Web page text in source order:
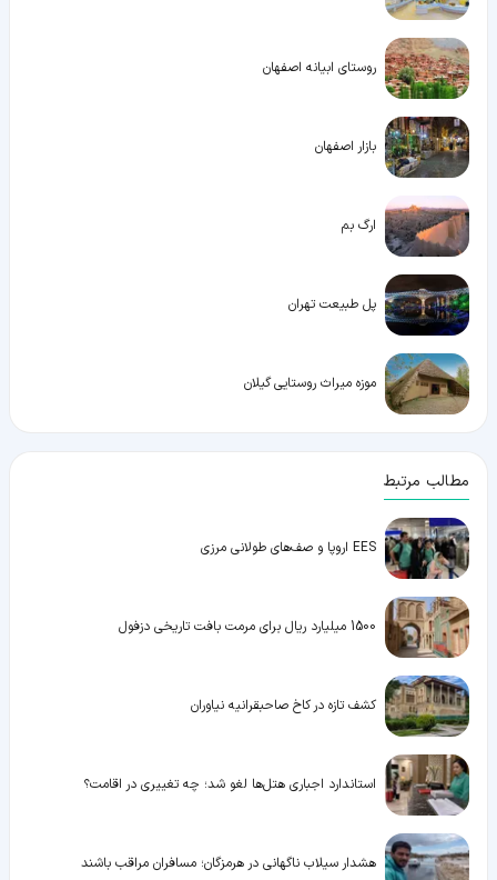
روستای ابیانه اصفهان
بازار اصفهان
ارگ بم
پل طبیعت تهران
موزه میراث روستایی گیلان
مطالب مرتبط
EES اروپا و صف‌های طولانی مرزی
1500 میلیارد ریال برای مرمت بافت تاریخی دزفول
کشف تازه در کاخ صاحبقرانیه نیاوران
استاندارد اجباری هتل‌ها لغو شد؛ چه تغییری در اقامت؟
هشدار سیلاب ناگهانی در هرمزگان؛ مسافران مراقب باشند